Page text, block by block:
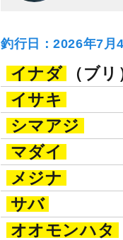
釣行日：2026年7月
イナダ
（ブリ
イサキ
シマアジ
マダイ
メジナ
サバ
オオモンハタ